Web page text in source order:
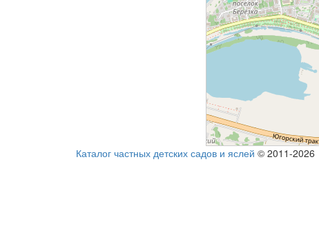
Каталог частных детских садов и яслей © 2011-2026